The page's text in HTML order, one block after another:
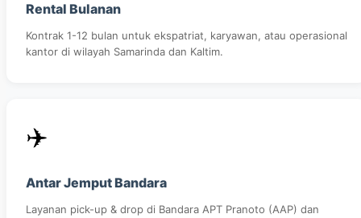
Rental Bulanan
Kontrak 1-12 bulan untuk ekspatriat, karyawan, atau operasional
kantor di wilayah Samarinda dan Kaltim.
✈️
Antar Jemput Bandara
Layanan pick-up & drop di Bandara APT Pranoto (AAP) dan